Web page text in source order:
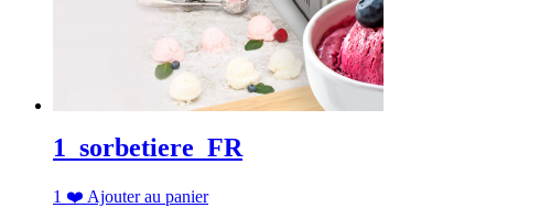
1_sorbetiere_FR
1 ❤️ Ajouter au panier